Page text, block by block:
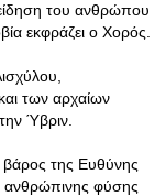
του ανθρώπου
εκφράζει ο Χορός.
των αρχαίων
Ύβριν.
βάρος της Ευθύνης
ανθρώπινης φύσης